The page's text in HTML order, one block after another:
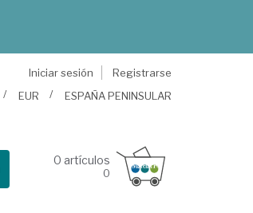
Iniciar sesión
Registrarse
EUR ESPAÑA PENINSULAR
0 artículos
0